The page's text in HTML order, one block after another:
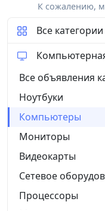
К сожалению,
Все категории
Все объявления
Ноутбуки
Компьютеры
Мониторы
Видеокарты
Сетевое
Процессоры